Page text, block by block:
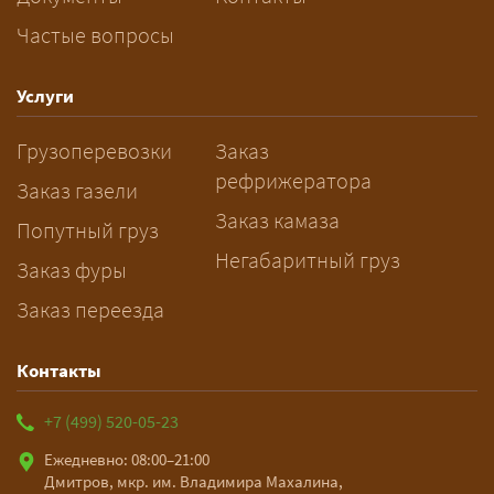
— Заранее: только оформление
рабочих дней. Оставьте заявку
заблаговременно — логист
рассчитает маршрут и запустит
подготовку документов.
Частые вопросы
Услуги
Грузоперевозки
Заказ газели
Попутный груз
Заказ фуры
Заказ переезда
Заказ
рефрижератора
Заказ камаза
Негабаритный груз
Контакты
+7 (499) 520-05-23
Ежедневно: 08:00–21:00
Дмитров, мкр. им. Владимира Махалина,